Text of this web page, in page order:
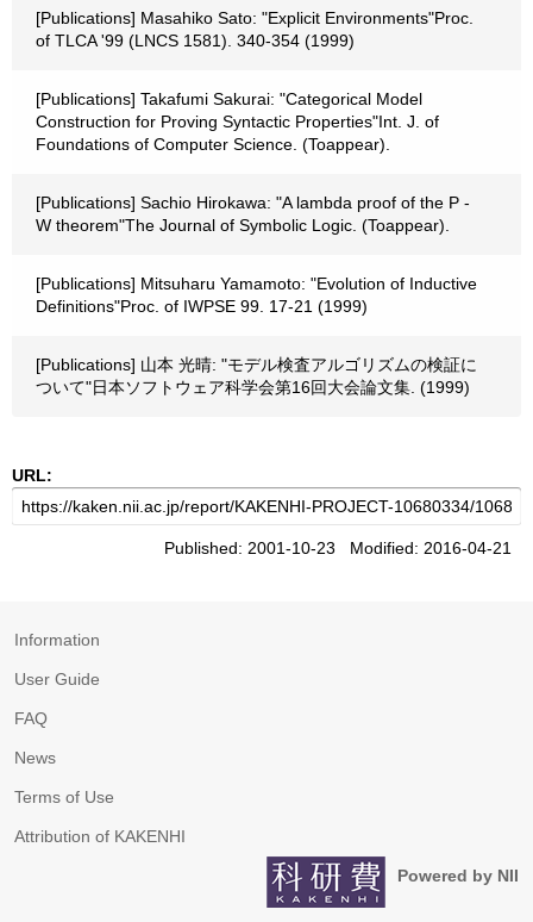
[Publications] Masahiko Sato: "Explicit Environments"Proc.
of TLCA '99 (LNCS 1581). 340-354 (1999)
[Publications] Takafumi Sakurai: "Categorical Model
Construction for Proving Syntactic Properties"Int. J. of
Foundations of Computer Science. (Toappear).
[Publications] Sachio Hirokawa: "A lambda proof of the P -
W theorem"The Journal of Symbolic Logic. (Toappear).
[Publications] Mitsuharu Yamamoto: "Evolution of Inductive
Definitions"Proc. of IWPSE 99. 17-21 (1999)
[Publications] 山本 光晴: "モデル検査アルゴリズムの検証に
ついて"日本ソフトウェア科学会第16回大会論文集. (1999)
URL:
Published: 2001-10-23 Modified: 2016-04-21
Information
User Guide
FAQ
News
Terms of Use
Attribution of KAKENHI
Powered by NII